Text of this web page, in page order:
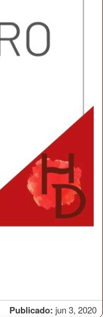
Publicado: jun 3, 2020